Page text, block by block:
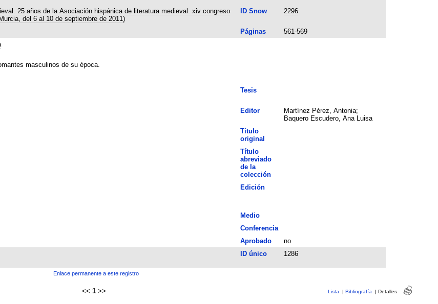
25 años de la Asociación hispánica de literatura medieval. xiv congreso
del 6 al 10 de septiembre de 2011)
ID Snow 2296
Páginas
561-569
masculinos de su época.
Tesis
Editor
Martínez Pérez, Antonia;
Baquero Escudero, Ana Luisa
Título
original
Título
abreviado
de la
colección
Edición
Medio
Conferencia
Aprobado
no
ID único 1286
Enlace permanente a este registro
<< 1 >> Lista | Bibliografía | Detalles